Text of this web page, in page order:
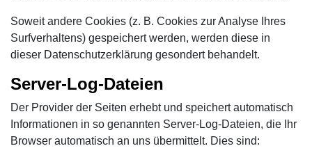
Soweit andere Cookies (z. B. Cookies zur Analyse Ihres
Surfverhaltens) gespeichert werden, werden diese in
dieser Datenschutzerklärung gesondert behandelt.
Server-Log-Dateien
Der Provider der Seiten erhebt und speichert automatisch
Informationen in so genannten Server-Log-Dateien, die Ihr
Browser automatisch an uns übermittelt. Dies sind: